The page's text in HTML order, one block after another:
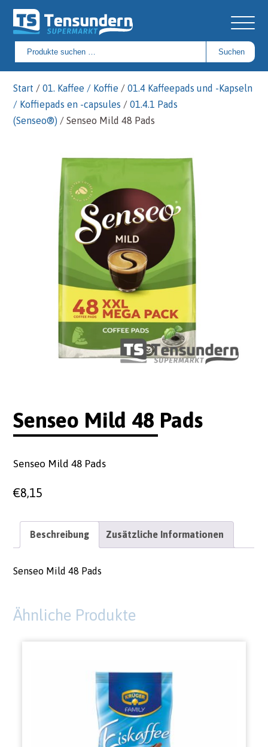
Suchen
nach:
Suchen
Start /01. Kaffee / Koffie /01.4 Kaffeepads und -Kapseln
/ Koffiepads en -capsules /01.4.1 Pads
(Senseo®) / Senseo Mild 48 Pads
Senseo Mild 48 Pads
Senseo Mild 48 Pads
€8,15
Beschreibung Zusätzliche Informationen
Senseo Mild 48 Pads
Ähnliche Produkte